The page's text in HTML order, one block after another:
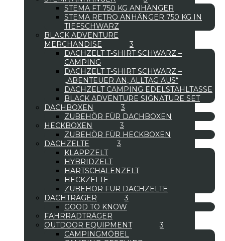
STEMA FT 750 KG ANHÄNGER
STEMA RETRO ANHÄNGER 750 KG IN
TIEFSCHWARZ
BLACK ADVENTURE
MERCHANDISE
DACHZELT T-SHIRT SCHWARZ –
CAMPING
DACHZELT T-SHIRT SCHWARZ –
„ABENTEUER AN, ALLTAG AUS“
DACHZELT CAMPING EDELSTAHLTASSE
BLACK ADVENTURE SIGNATURE SET
DACHBOXEN
ZUBEHÖR FÜR DACHBOXEN
HECKBOXEN
ZUBEHÖR FÜR HECKBOXEN
DACHZELTE
KLAPPZELT
HYBRIDZELT
HARTSCHALENZELT
HECKZELTE
ZUBEHÖR FÜR DACHZELTE
DACHTRÄGER
GOOD TO KNOW
FAHRRADTRÄGER
OUTDOOR EQUIPMENT
CAMPINGMÖBEL